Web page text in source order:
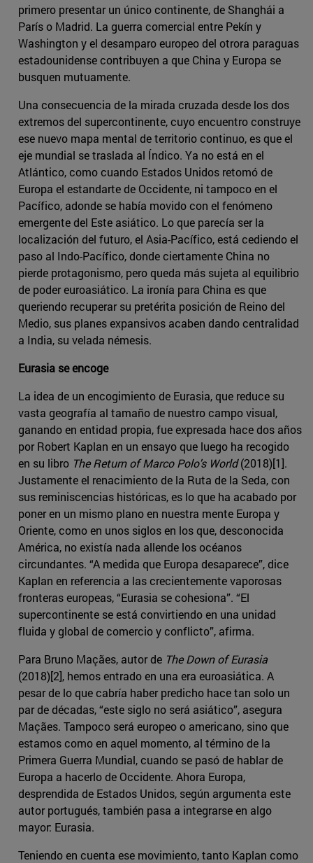
primero presentar un único continente, de Shanghái a
París o Madrid. La guerra comercial entre Pekín y
Washington y el desamparo europeo del otrora paraguas
estadounidense contribuyen a que China y Europa se
busquen mutuamente.
Una consecuencia de la mirada cruzada desde los dos
extremos del supercontinente, cuyo encuentro construye
ese nuevo mapa mental de territorio continuo, es que el
eje mundial se traslada al Índico. Ya no está en el
Atlántico, como cuando Estados Unidos retomó de
Europa el estandarte de Occidente, ni tampoco en el
Pacífico, adonde se había movido con el fenómeno
emergente del Este asiático. Lo que parecía ser la
localización del futuro, el Asia-Pacífico, está cediendo el
paso al Indo-Pacífico, donde ciertamente China no
pierde protagonismo, pero queda más sujeta al equilibrio
de poder euroasiático. La ironía para China es que
queriendo recuperar su pretérita posición de Reino del
Medio, sus planes expansivos acaben dando centralidad
a India, su velada némesis.
Eurasia se encoge
La idea de un encogimiento de Eurasia, que reduce su
vasta geografía al tamaño de nuestro campo visual,
ganando en entidad propia, fue expresada hace dos años
por Robert Kaplan en un ensayo que luego ha recogido
en su libro The Return of Marco Polo's World(2018)[1].
Justamente el renacimiento de la Ruta de la Seda, con
sus reminiscencias históricas, es lo que ha acabado por
poner en un mismo plano en nuestra mente Europa y
Oriente, como en unos siglos en los que, desconocida
América, no existía nada allende los océanos
circundantes. “A medida que Europa desaparece”, dice
Kaplan en referencia a las crecientemente vaporosas
fronteras europeas, “Eurasia se cohesiona”. “El
supercontinente se está convirtiendo en una unidad
fluida y global de comercio y conflicto”, afirma.
Para Bruno Maçães, autor de The Down of Eurasia
(2018)[2], hemos entrado en una era euroasiática. A
pesar de lo que cabría haber predicho hace tan solo un
par de décadas, “este siglo no será asiático”, asegura
Maçães. Tampoco será europeo o americano, sino que
estamos como en aquel momento, al término de la
Primera Guerra Mundial, cuando se pasó de hablar de
Europa a hacerlo de Occidente. Ahora Europa,
desprendida de Estados Unidos, según argumenta este
autor portugués, también pasa a integrarse en algo
mayor: Eurasia.
Teniendo en cuenta ese movimiento, tanto Kaplan como